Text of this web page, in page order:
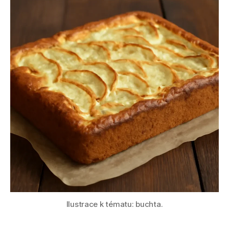
Ilustrace k tématu: buchta.